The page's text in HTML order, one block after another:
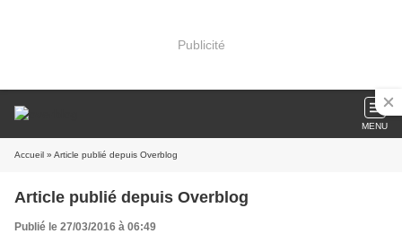
Publicité
MENU
Accueil » Article publié depuis Overblog
Article publié depuis Overblog
Publié le 27/03/2016 à 06:49